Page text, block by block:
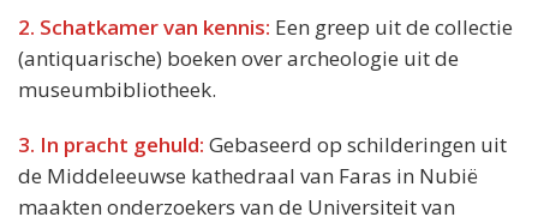
2. Schatkamer van kennis: Een greep uit de collectie
(antiquarische) boeken over archeologie uit de
museumbibliotheek.
3. In pracht gehuld: Gebaseerd op schilderingen uit
de Middeleeuwse kathedraal van Faras in Nubië
maakten onderzoekers van de Universiteit van